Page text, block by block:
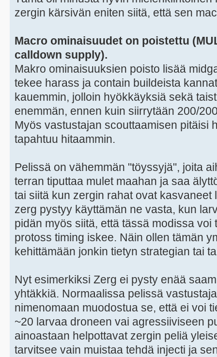
zergin kärsivän eniten siitä, että sen
Macro ominaisuudet on poistettu
calldown supply).
Makro ominaisuuksien poisto lisää
tekee harass ja contain buildeista
kauemmin, jolloin hyökkäyksiä sekä
enemmän, ennen kuin siirrytään 200/
Myös vastustajan scouttaamisen pitäisi
tapahtuu hitaammin.
Pelissä on vähemmän "töyssyjä", joita
terran tiputtaa mulet maahan ja saa
tai siitä kun zergin rahat ovat kasvaneet
zerg pystyy käyttämän ne vasta, kun
pidän myös siitä, että tässä modissa
protoss timing iskee. Näin ollen tämän
kehittämään jonkin tietyn strategian tai
Nyt esimerkiksi Zerg ei pysty enää
yhtäkkiä. Normaalissa pelissä
nimenomaan muodostua se, että ei voi
~20 larvaa droneen vai agressiiviseen
ainoastaan helpottavat zergin peliä
tarvitsee vain muistaa tehdä injecti ja